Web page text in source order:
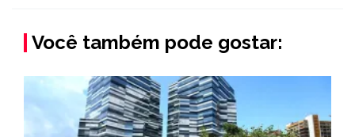
Você também pode gostar: